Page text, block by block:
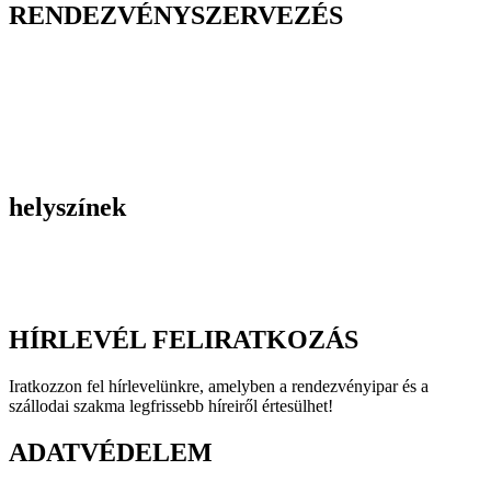
RENDEZVÉNYSZERVEZÉS
helyszínek
HÍRLEVÉL FELIRATKOZÁS
Iratkozzon fel hírlevelünkre, amelyben a rendezvényipar és a
szállodai szakma legfrissebb híreiről értesülhet!
ADATVÉDELEM